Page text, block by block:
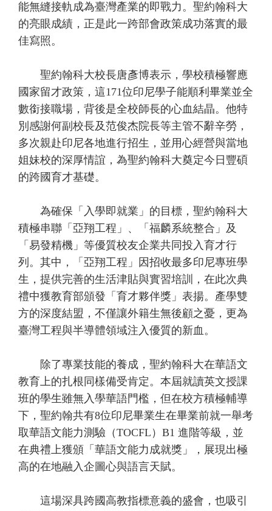
能無縫接軌成為臺灣產業的即戰力。聖約翰科大
的亮眼成績，正是此一跨部會政策成功落實的最
佳寫照。
聖約翰科大校長唐彥博表示，學校積極響應
國家留才政策，這171位印尼學子能順利畢業並全
數銜接職場，背後是全校師長的心血結晶。他特
別感謝何副校長及范俊杰院長等主管不辭辛勞，
多次親赴印尼各地進行招生，並用心經營與當地
姐妹校的深厚情誼，為聖約翰科大奠定今日豐碩
的跨國育才基礎。
為確保「入學即就業」的目標，聖約翰科大
積極串聯「亞翔工程」、「福麟系統整合」及
「易發精機」等優質校友企業共同投入育才行
列。其中，「亞翔工程」因招收最多印尼專班學
生，提供完善的生活津貼與實習培訓，在此次典
禮中獲教育部頒發「育才夥伴獎」表揚。產學雙
方的深度結盟，不僅讓外籍生無後顧之憂，更為
臺灣工程與半導體領域注入優質的新血。
除了專業技能的養成，聖約翰科大在華語文
教育上的扎根同樣備受肯定。本屆就讀英文授課
班的學生雖無入學華語門檻，但在校方積極輔導
下，聖約翰共有8位印尼畢業生在畢業前就一舉考
取華語文能力測驗（TOCFL）B1 進階等級，並
在典禮上獲頒「華語文能力成就獎」，展現出極
高的在地融入企圖心與語言天賦。
這場深具跨國高教指標意義的盛會，也吸引